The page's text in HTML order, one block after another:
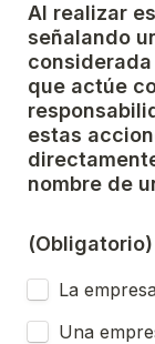
Al realizar
señalando
que actúe
estas
nombre de
La
Una